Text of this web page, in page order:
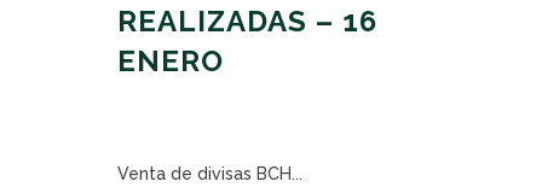
REALIZADAS – 16
ENERO
Venta de divisas BCH...